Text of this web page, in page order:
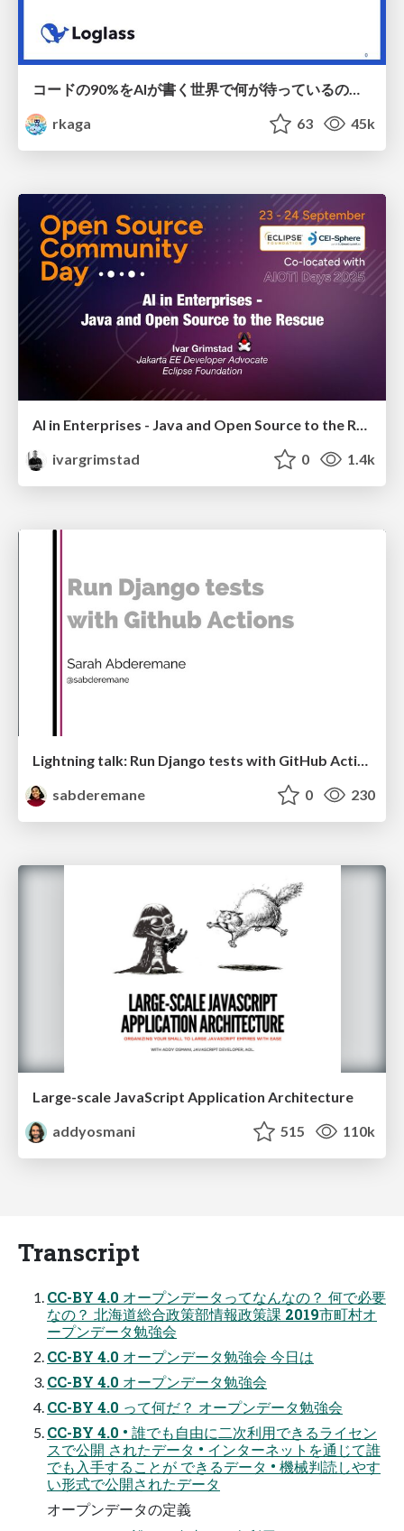
rkaga
63 45k
AI in Enterprises - Java and Open Source to the Rescue
ivargrimstad
0 1.4k
Lightning talk: Run Django tests with GitHub Actions
sabderemane
0 230
Large-scale JavaScript Application Architecture
addyosmani
515 110k
Transcript
CC-BY 4.0 オープンデータってなんなの？ 何で必要
なの？ 北海道総合政策部情報政策課 2019市町村オ
ープンデータ勉強会
CC-BY 4.0 オープンデータ勉強会 今日は
CC-BY 4.0 オープンデータ勉強会
CC-BY 4.0 って何だ？ オープンデータ勉強会
CC-BY 4.0 • 誰でも自由に二次利用できるライセン
スで公開 されたデータ • インターネットを通じて誰
でも入手することが できるデータ • 機械判読しやす
い形式で公開されたデータ
オープンデータの定義